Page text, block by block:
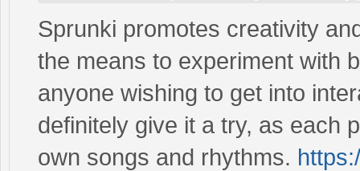
Sprunki promotes creativity
the means to experiment with
anyone wishing to get into
definitely give it a try, as each
own songs and rhythms.